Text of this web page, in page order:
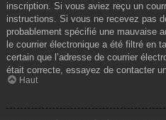
inscription. Si vous aviez reçu un
instructions. Si vous ne recevez pas
probablement spécifié une mauvaise
le courrier électronique a été filtré en
certain que l’adresse de courrier
était correcte, essayez de contacter
Haut